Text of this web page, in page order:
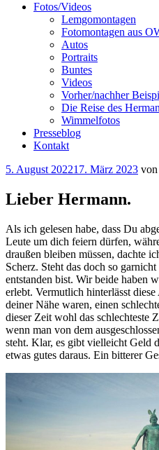
Fotos/Videos
Lemgomontagen
Fotomontagen aus
Autos
Portraits
Buntes
Videos
Vorher/nachher
Die Reise des
Wimmelfotos
Presseblog
Kontakt
Veröffentlicht
5. August 202217. März 2023 von
Lieber Hermann.
Als ich gelesen habe, dass Du
Leute um dich feiern dürfen,
draußen bleiben müssen, dachte
Scherz. Steht das doch so
entstanden bist. Wir beide haben
erlebt. Vermutlich hinterlässt
deiner Nähe waren, einen
dieser Zeit wohl das schlechteste
wenn man von dem
steht. Klar, es gibt vielleicht Geld
etwas gutes daraus. Ein bitterer